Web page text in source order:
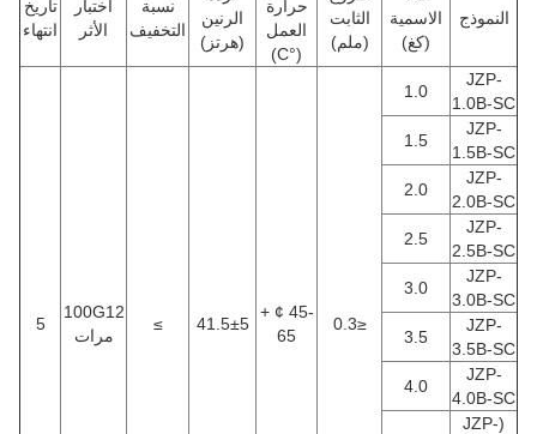
النموذج
الاسمية
(كغ)
الثابت
(ملم)
حرارة
العمل
(°C)
الرنين
(هرتز)
نسبة
التخفيف
اختبار
الأثر
تاريخ
انتهاء
JZP-
1.0B-SC
1.0
≤0.3
-45 ¢ +
65
41.5±5
≥
100G12
مرات
5
JZP-
1.5B-SC
1.5
JZP-
2.0B-SC
2.0
JZP-
2.5B-SC
2.5
JZP-
3.0B-SC
3.0
JZP-
3.5B-SC
3.5
JZP-
4.0B-SC
4.0
(JZP-